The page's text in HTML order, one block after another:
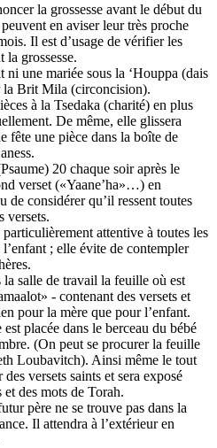
la grossesse avant le début du
en aviser leur très proche
Il est d’usage de vérifier les
la grossesse.
une mariée sous la ‘Houppa (dais
la Brit Mila (circoncision).
à la Tsedaka (charité) en plus
De même, elle glissera
fête une pièce dans la boîte de
20 chaque soir après le
verset («Yaane’ha»…) en
de considérer qu’il ressent toutes
versets.
attentive à toutes les
; elle évite de contempler
salle de travail la feuille où est
- contenant des versets et
pour la mère que pour l’enfant.
placée dans le berceau du bébé
(On peut se procurer la feuille
Loubavitch). Ainsi même le tout
versets saints et sera exposé
des mots de Torah.
père ne se trouve pas dans la
Il attendra à l’extérieur en